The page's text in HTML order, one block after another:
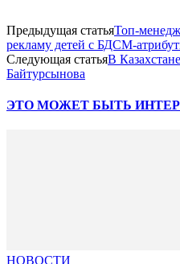
Предыдущая статьяТоп-
рекламу детей с БДСМ-
Следующая статьяВ
Байтурсынова
ЭТО МОЖЕТ БЫТЬ
НОВОСТИ